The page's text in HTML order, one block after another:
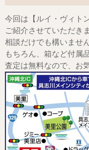
今回は【ルイ・ヴィト
ご紹介させていただき
相談だけでも構いませ
もちろん、箱など付属
査定は無料なので、お